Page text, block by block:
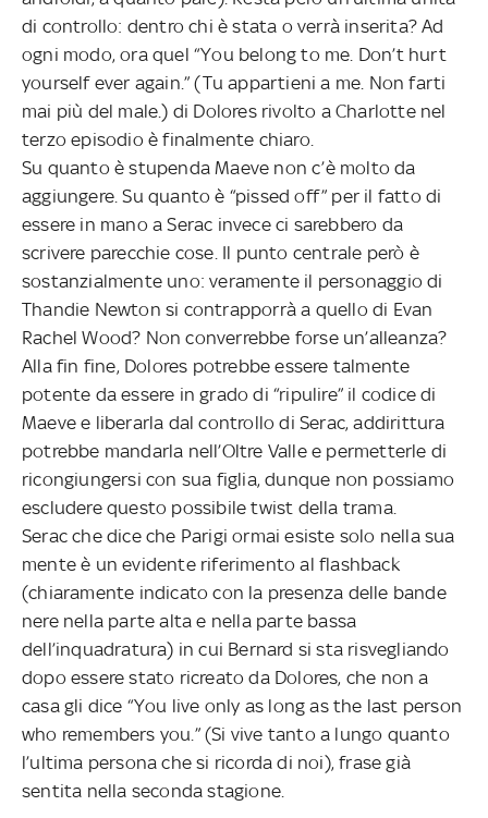
di controllo: dentro chi è stata o verrà inserita? Ad
ogni modo, ora quel “You belong to me. Don’t hurt
yourself ever again.” (Tu appartieni a me. Non farti
mai più del male.) di Dolores rivolto a Charlotte nel
terzo episodio è finalmente chiaro.
Su quanto è stupenda Maeve non c’è molto da
aggiungere. Su quanto è “pissed off” per il fatto di
essere in mano a Serac invece ci sarebbero da
scrivere parecchie cose. Il punto centrale però è
sostanzialmente uno: veramente il personaggio di
Thandie Newton si contrapporrà a quello di Evan
Rachel Wood? Non converrebbe forse un’alleanza?
Alla fin fine, Dolores potrebbe essere talmente
potente da essere in grado di “ripulire” il codice di
Maeve e liberarla dal controllo di Serac, addirittura
potrebbe mandarla nell’Oltre Valle e permetterle di
ricongiungersi con sua figlia, dunque non possiamo
escludere questo possibile twist della trama.
Serac che dice che Parigi ormai esiste solo nella sua
mente è un evidente riferimento al flashback
(chiaramente indicato con la presenza delle bande
nere nella parte alta e nella parte bassa
dell’inquadratura) in cui Bernard si sta risvegliando
dopo essere stato ricreato da Dolores, che non a
casa gli dice “You live only as long as the last person
who remembers you.” (Si vive tanto a lungo quanto
l’ultima persona che si ricorda di noi), frase già
sentita nella seconda stagione.